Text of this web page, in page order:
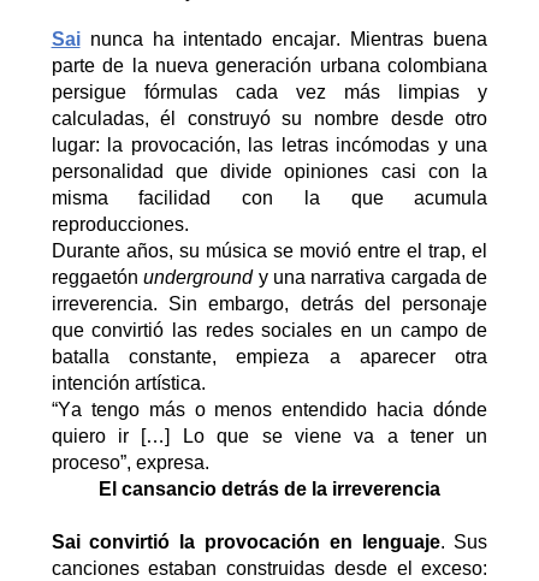
Sainunca ha intentado encajar. Mientras buena
parte de la nueva generación urbana colombiana
persigue fórmulas cada vez más limpias y
calculadas, él construyó su nombre desde otro
lugar: la provocación, las letras incómodas y una
personalidad que divide opiniones casi con la
misma facilidad con la que acumula
reproducciones.
Durante años, su música se movió entre eltrap, el
reggaetónundergroundy una narrativa cargada de
irreverencia. Sin embargo, detrás del personaje
que convirtió las redes sociales en un campo de
batalla constante, empieza a aparecer otra
intención artística.
“Ya tengo más o menos entendido hacia dónde
quiero ir […]
Lo que se viene va a tener un
proceso”, expresa.
El cansancio detrás de la irreverencia
Saiconvirtió la provocación en lenguaje. Sus
canciones estaban construidas desde el exceso: